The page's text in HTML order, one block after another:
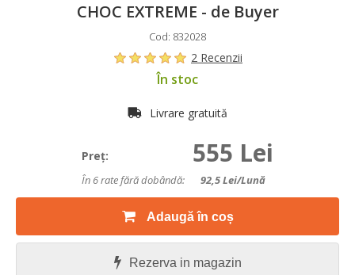
CHOC EXTREME - de Buyer
Cod: 832028
2 Recenzii
În stoc
Livrare gratuită
Preţ: 555 Lei
În 6 rate fără dobândă: 92,5Lei/lună
Adaugă în coș
Rezerva in magazin